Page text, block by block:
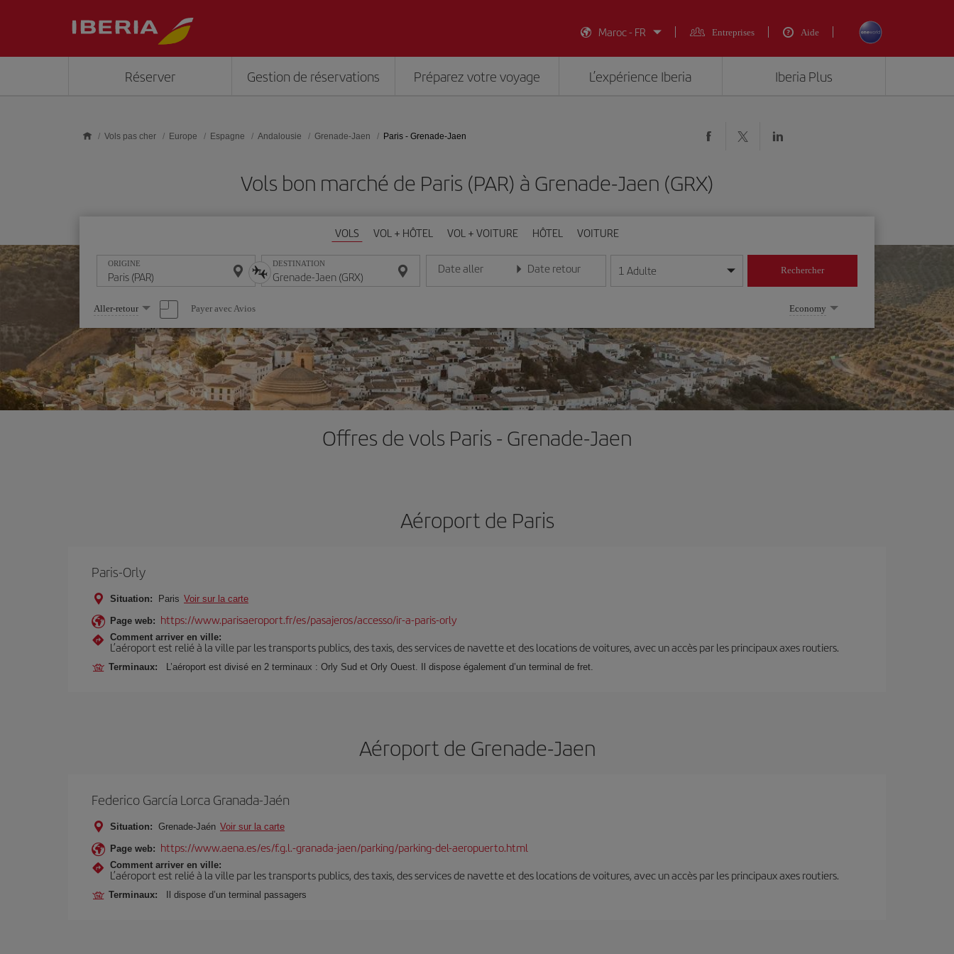
Maroc - FR
Entreprises Aide
Réserver Gestion de réservations Préparez votre voyage L’expérience Iberia Iberia Plus
Vols pas cher Europe Espagne Andalousie Grenade-Jaen Paris - Grenade-Jaen
Vols bon marché de Paris (PAR) à Grenade-Jaen (GRX)
VOLS VOL + HÔTEL VOL + VOITURE HÔTEL VOITURE
ORIGINE DESTINATION Date aller
Entrez la date au format jour/mois/année
Date retour
Entrez la date au format jour/mois/année
1 Adulte Rechercher
Sélectionnez
une
option
Aller-retour Payer avec Avios Economy
Offres de vols Paris - Grenade-Jaen
Aéroport de Paris
Paris-Orly
Situation: Paris Voir sur la carte
Page web: https://www.parisaeroport.fr/es/pasajeros/accesso/ir-a-paris-orly
Comment arriver en ville:
L’aéroport est relié à la ville par les transports publics, des taxis, des services de navette et des locations de voitures, avec un accès par les principaux axes routiers.
Terminaux: L’aéroport est divisé en 2 terminaux : Orly Sud et Orly Ouest. Il dispose également d’un terminal de fret.
Aéroport de Grenade-Jaen
Federico García Lorca Granada-Jaén
Situation: Grenade-Jaén Voir sur la carte
Page web: https://www.aena.es/es/f.g.l.-granada-jaen/parking/parking-del-aeropuerto.html
Comment arriver en ville:
L’aéroport est relié à la ville par les transports publics, des taxis, des services de navette et des locations de voitures, avec un accès par les principaux axes routiers.
Terminaux: Il dispose d’un terminal passagers